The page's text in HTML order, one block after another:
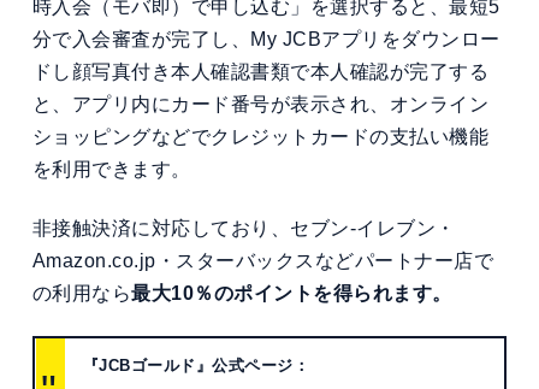
時入会（モバ即）で申し込む」を選択すると、最短5
分で入会審査が完了し、My JCBアプリをダウンロー
ドし顔写真付き本人確認書類で本人確認が完了する
と、アプリ内にカード番号が表示され、オンライン
ショッピングなどでクレジットカードの支払い機能
を利用できます。
非接触決済に対応しており、セブン-イレブン・
Amazon.co.jp・スターバックスなどパートナー店で
の利用なら最大10％のポイントを得られます。
『JCBゴールド』公式ページ：